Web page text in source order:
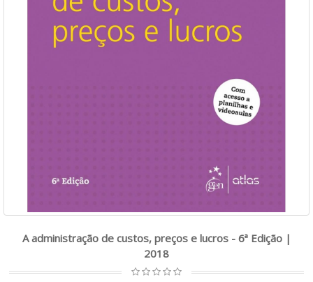
A administração de custos, preços e lucros - 6ª Edição |
2018